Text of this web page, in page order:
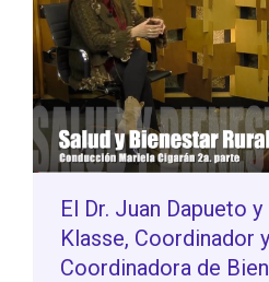
El Dr. Juan Dapueto
Klasse, Coordinador
Coordinadora de